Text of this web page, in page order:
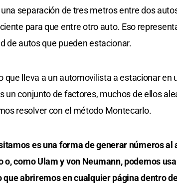
separación de tres metros entre dos
para que entre otro auto. Eso
de autos que pueden estacionar.
que lleva a un automovilista a estacionar en
un conjunto de factores, muchos de ellos
resolver con el método Montecarlo.
es una forma de generar números al
o, como Ulam y von Neumann, podemos
que abriremos en cualquier página dentro